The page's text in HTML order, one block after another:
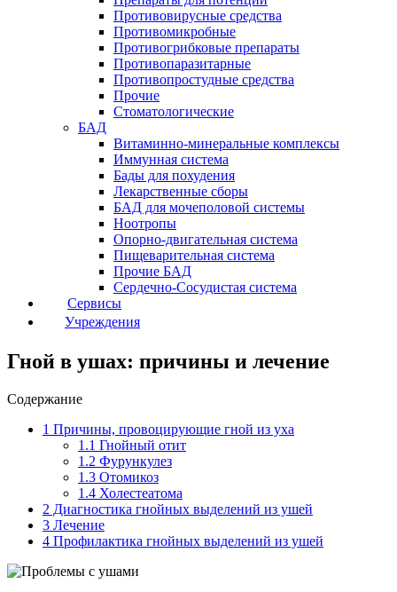
Противовирусные средства
Противомикробные
Противогрибковые препараты
Противопаразитарные
Противопростудные средства
Прочие
Стоматологические
БАД
Витаминно-минеральные комплексы
Иммунная система
Бады для похудения
Лекарственные сборы
БАД для мочеполовой системы
Ноотропы
Опорно-двигательная система
Пищеварительная система
Прочие БАД
Сердечно-Сосудистая система
Сервисы
Учреждения
Гной в ушах: причины и лечение
Содержание
1 Причины, провоцирующие гной из уха
1.1 Гнойный отит
1.2 Фурункулез
1.3 Отомикоз
1.4 Холестеатома
2 Диагностика гнойных выделений из ушей
3 Лечение
4 Профилактика гнойных выделений из ушей